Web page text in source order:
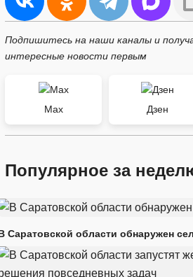
Подпишитесь на наши каналы и
интересные новости первым
Max Дзен
Популярное за
Саратовской области обнаружен